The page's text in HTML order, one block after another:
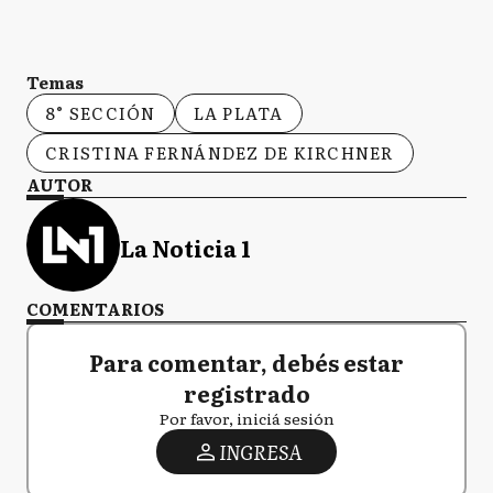
Temas
8° SECCIÓN
LA PLATA
CRISTINA FERNÁNDEZ DE KIRCHNER
AUTOR
La Noticia 1
COMENTARIOS
Para comentar, debés estar
registrado
Por favor, iniciá sesión
INGRESA